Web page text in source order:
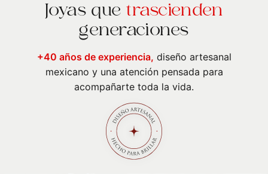
Joyas quetrascienden
generaciones
+40 años de experiencia, diseño artesanal
mexicano y una atención pensada para
acompañarte toda la vida.